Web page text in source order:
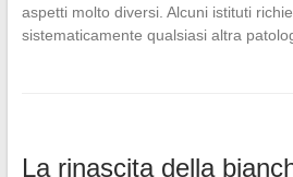
aspetti molto diversi. Alcuni istituti
sistematicamente qualsiasi altra
La rinascita della